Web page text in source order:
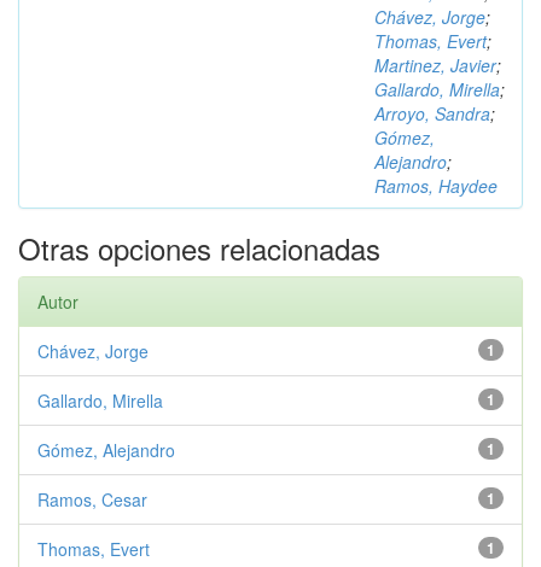
Chávez, Jorge;
Thomas, Evert;
Martinez, Javier;
Gallardo, Mirella;
Arroyo, Sandra;
Gómez,
Alejandro;
Ramos, Haydee
Otras opciones relacionadas
Autor
1
Chávez, Jorge
1
Gallardo, Mirella
1
Gómez, Alejandro
1
Ramos, Cesar
1
Thomas, Evert